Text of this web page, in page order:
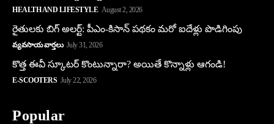
HEALTH AND LIFESTYLE August 2, 2026
రైతులకు బిగ్ అలర్ట్: పీఎం-కిసాన్ పథకం మరో ఐదేళ్లు పొడిగింపు
వ్యవసాయ వార్తలు July 31, 2026
కొత్త ఈవీ స్కూట‌ర్ కొంటున్నారా? అయితే కొన్నాళ్లు ఆగండి!
E-SCOOTERS July 22, 2026
Popular